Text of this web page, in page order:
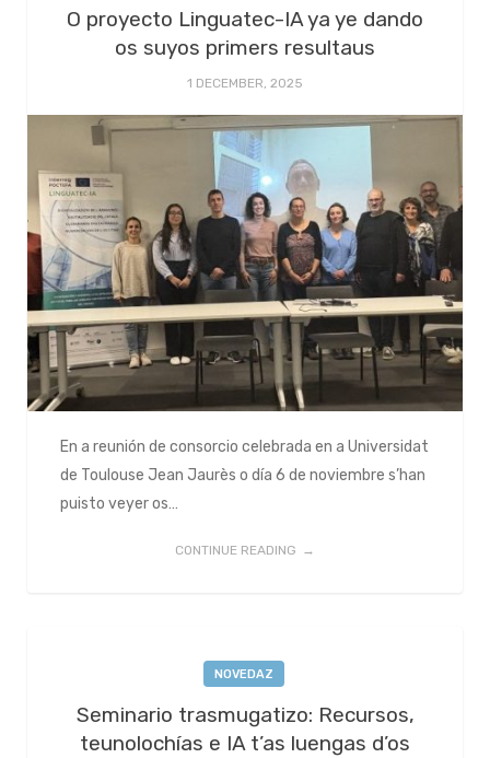
O proyecto Linguatec-IA ya ye dando
os suyos primers resultaus
1 DECEMBER, 2025
En a reunión de consorcio celebrada en a Universidat
de Toulouse Jean Jaurès o día 6 de noviembre s’han
puisto veyer os…
CONTINUE READING
NOVEDAZ
Seminario trasmugatizo: Recursos,
teunolochías e IA t’as luengas d’os